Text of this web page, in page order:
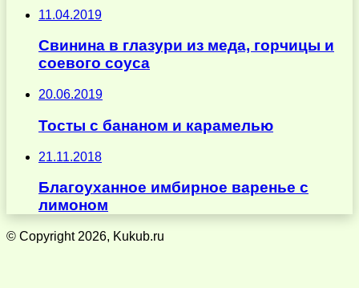
11.04.2019
Свинина в глазури из меда, горчицы и
соевого соуса
20.06.2019
Тосты с бананом и карамелью
21.11.2018
Благоуханное имбирное варенье с
лимоном
© Copyright 2026, Kukub.ru